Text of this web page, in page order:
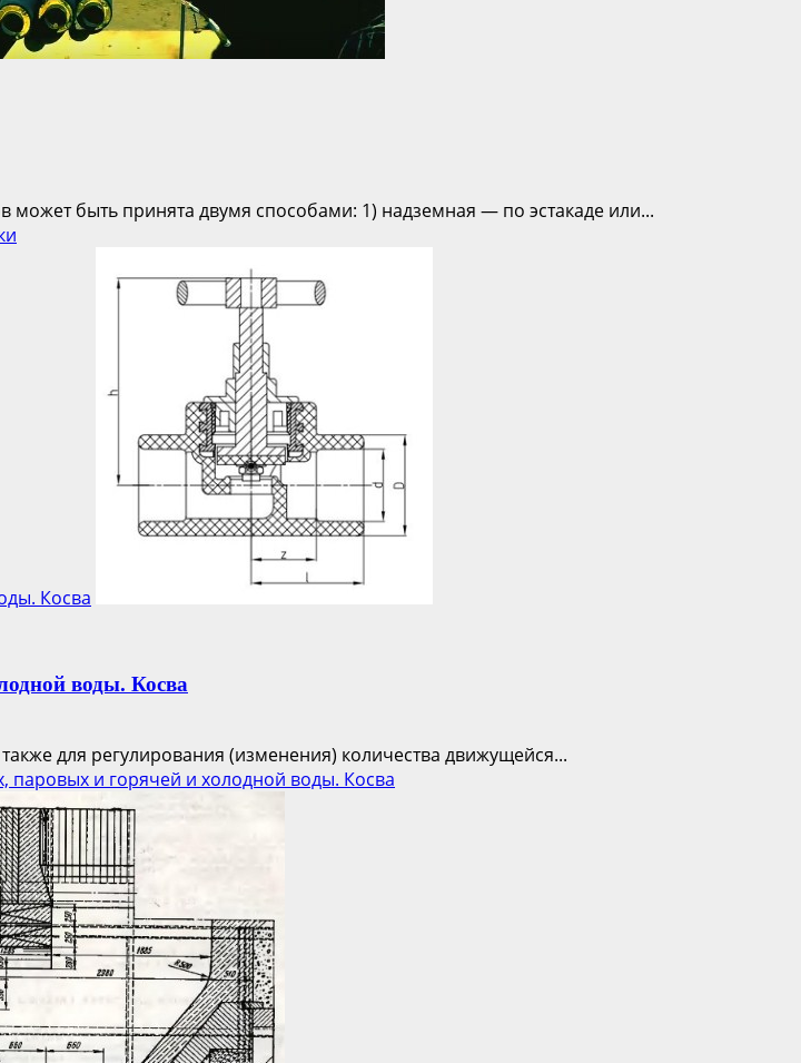
быть принята двумя способами: 1) надземная — по эстакаде или...
Косва
воды. Косва
для регулирования (изменения) количества движущейся...
и горячей и холодной воды. Косва